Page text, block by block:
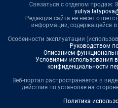
Связаться с отделом продаж:
Редакция сайта не несет
информации, содержащейся
Особенности эксплуатации
Руководством
Описанием
Условиями использования
конфиденциальности
Веб-портал распространяется в
действия по установке на
Политика